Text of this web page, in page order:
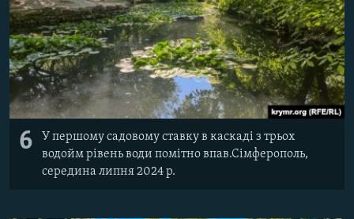
6
У першому садовому ставку в каскаді з трьох
водойм рівень води помітно впав.Сімферополь,
середина липня 2024 р.